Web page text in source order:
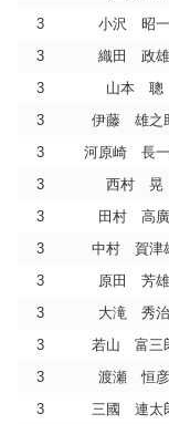
3 小沢 昭一
3
織田 政雄
3
山本 聰
3
伊藤 雄之
3
河原崎 長
3
西村 晃
3
田村 高廣
3
中村 賀津
3
原田 芳雄
3
大滝 秀治
3
若山 富三
3
渡瀬 恒彦
3
三國 連太